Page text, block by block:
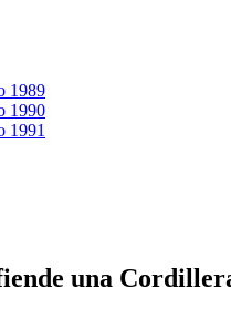
1989
1990
1991
una